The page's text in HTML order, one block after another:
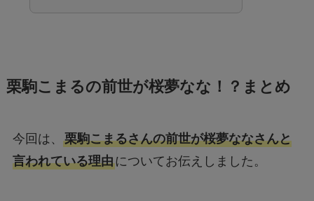
栗駒こまるの前世が桜夢なな！？まとめ
今回は、 栗駒こまるさんの前世が桜夢ななさんと
言われている理由についてお伝えしました。